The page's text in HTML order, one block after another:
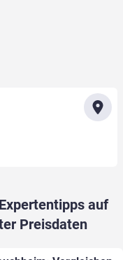
auf
Preisdaten